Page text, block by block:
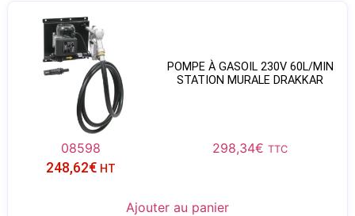
POMPE À GASOIL 230V 60L/MIN
STATION MURALE DRAKKAR
08598 298,34€ TTC
248,62€ HT
Ajouter au panier